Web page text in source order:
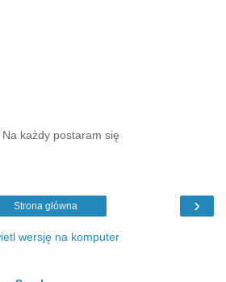
każdy postaram się
›
Strona główna
wersję na komputer